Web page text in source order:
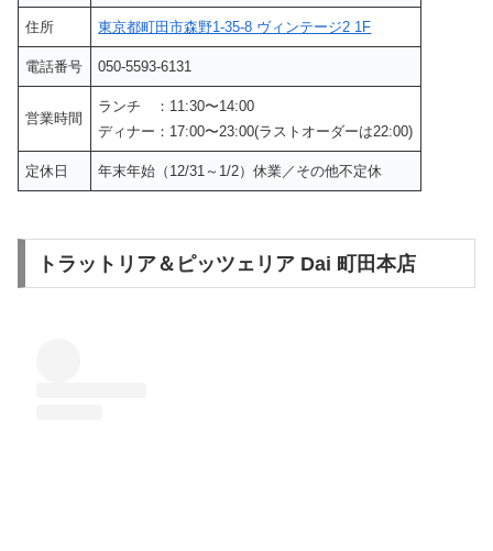
住所 東京都町田市森野1-35-8 ヴィンテージ2 1F
電話番号 050-5593-6131
営業時間
ランチ ：11:30〜14:00
ディナー：17:00〜23:00(ラストオーダーは22:00)
定休日 年末年始（12/31～1/2）休業／その他不定休
トラットリア＆ピッツェリア Dai 町田本店